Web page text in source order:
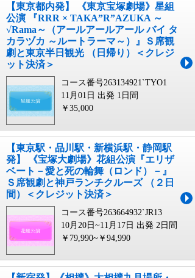
【東京都内発】 《東京宝塚劇場》星組
公演 『RRR × TAKA”R”AZUKA ～
√Rama～（アールアールアール バイ タ
カラヅカ ～ルートラーマ～）』Ｓ席観
劇と東京半日観光 （日帰り）＜クレジ
ット決済＞
コース番号263134921`TYO1
11月01日 出発 1日間
￥35,000
【東京駅・品川駅・新横浜駅・静岡駅
発】 《宝塚大劇場》花組公演『エリザ
ベート－愛と死の輪舞（ロンド）－』
Ｓ席観劇と神戸ランチクルーズ （２日
間）＜クレジット決済＞
コース番号263664932`JR13
10月20日~11月17日 出発 2日間
￥79,990~￥94,990